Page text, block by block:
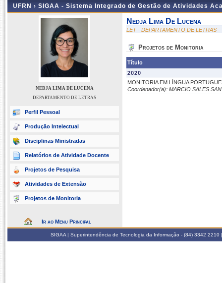
UFRN › SIGAA - Sistema Integrado de Gestão de Atividades
NEDJA LIMA DE LUCENA
DEPARTAMENTO DE LETRAS
Perfil Pessoal
Produção Intelectual
Disciplinas Ministradas
Relatórios de Atividade Docente
Projetos de Pesquisa
Atividades de Extensão
Projetos de Monitoria
Ir ao Menu Principal
Nedja Lima De Lucena
LET - DEPARTAMENTO DE LETRAS
Projetos de Monitoria
Título
2020
MONITORIA EM LÍNGUA
Coordenador(a): MARCIO SALES
SIGAA | Superintendência de Tecnologia da Informação - (84) 3342